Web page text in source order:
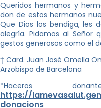
Queridos hermanos y
don de estos hermanos
Que Dios los bendiga, les
alegría. Pidamos al
gestos generosos como el
† Card. Juan José Omella
Arzobispo de Barcelona
*Haceros
https://
donacions